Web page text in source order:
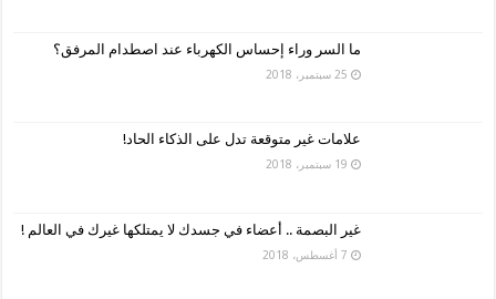
ما السر وراء إحساس الكهرباء عند اصطدام المرفق؟
25 سبتمبر، 2018
علامات غير متوقعة تدل على الذكاء الحاد!
19 سبتمبر، 2018
غير البصمة .. أعضاء في جسدك لا يمتلكها غيرك في العالم !
7 أغسطس، 2018